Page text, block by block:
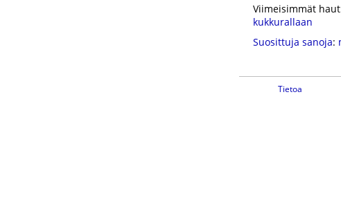
Viimeisimmät
kukkurallaan
Suosittuja sanoja:
Tietoa